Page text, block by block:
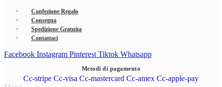
Confezione Regalo
Consegna
Spedizione Gratuita
Contattaci
Facebook Instagram Pinterest Tiktok Whatsapp
Metodi di pagamento
Cc-stripe Cc-visa Cc-mastercard Cc-amex Cc-apple-pay